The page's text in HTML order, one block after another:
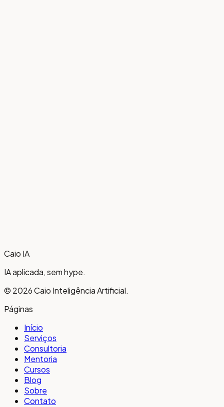
Caio IA
IA aplicada, sem hype.
© 2026Caio Inteligência Artificial.
Páginas
Início
Serviços
Consultoria
Mentoria
Cursos
Blog
Sobre
Contato